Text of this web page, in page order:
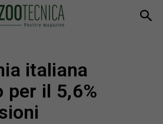
italiana
per il 5,6%